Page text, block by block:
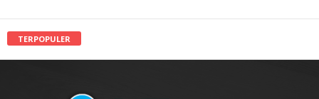
TERPOPULER